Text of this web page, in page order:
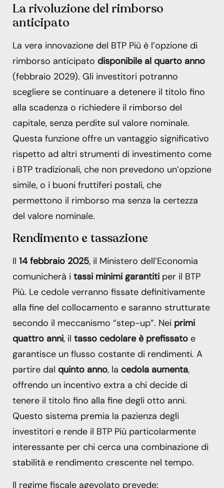
La rivoluzione del rimborso
anticipato
La vera innovazione del BTP Più è l’opzione di
rimborso anticipato disponibile al quarto anno
(febbraio 2029). Gli investitori potranno
scegliere se continuare a detenere il titolo fino
alla scadenza o richiedere il rimborso del
capitale, senza perdite sul valore nominale.
Questa funzione offre un vantaggio significativo
rispetto ad altri strumenti di investimento come
i BTP tradizionali, che non prevedono un’opzione
simile, o i buoni fruttiferi postali, che
permettono il rimborso ma senza la certezza
del valore nominale.
Rendimento e tassazione
Il 14 febbraio 2025, il Ministero dell’Economia
comunicherà i tassi minimi garantiti per il BTP
Più. Le cedole verranno fissate definitivamente
alla fine del collocamento e saranno strutturate
secondo il meccanismo “step-up”. Nei primi
quattro anni, il tasso cedolare è prefissato e
garantisce un flusso costante di rendimenti. A
partire dal quinto anno, la cedola aumenta,
offrendo un incentivo extra a chi decide di
tenere il titolo fino alla fine degli otto anni.
Questo sistema premia la pazienza degli
investitori e rende il BTP Più particolarmente
interessante per chi cerca una combinazione di
stabilità e rendimento crescente nel tempo.
Il regime fiscale agevolato prevede: